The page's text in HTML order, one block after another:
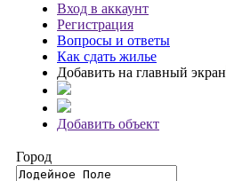
Вход в аккаунт
Регистрация
Вопросы и ответы
Как сдать жилье
Добавить на главный экран
Добавить объект
Город